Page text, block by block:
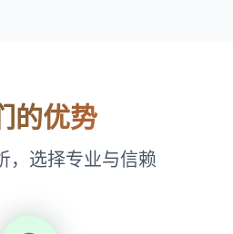
的优势
，选择专业与信赖